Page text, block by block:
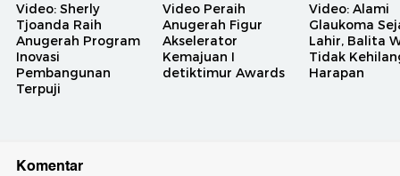
Video: Sherly
Tjoanda Raih
Anugerah Program
Inovasi
Pembangunan
Terpuji
Video Peraih
Anugerah Figur
Akselerator
Kemajuan I
detiktimur Awards
Video: Alami
Glaukoma
Lahir, Balita
Tidak
Harapan